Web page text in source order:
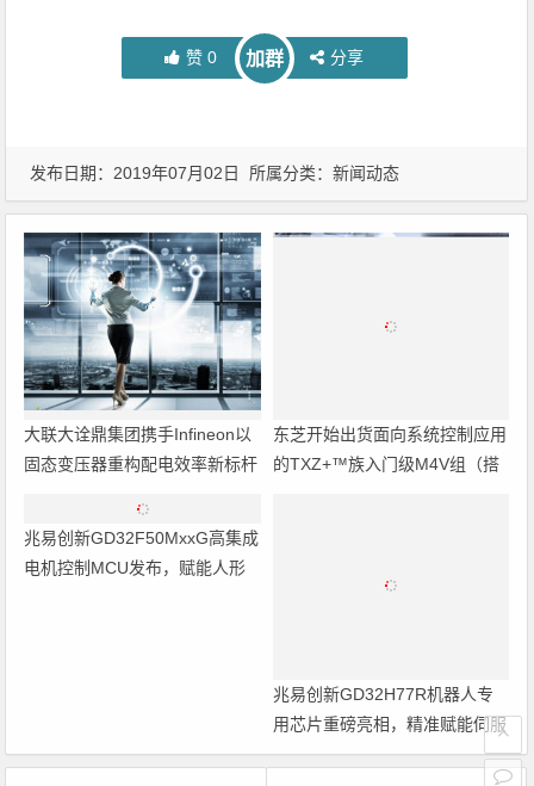
赞 0 加群 分享
发布日期：2019年07月02日 所属分类：新闻动态
大联大诠鼎集团携手Infineon以
固态变压器重构配电效率新标杆
东芝开始出货面向系统控制应用
的TXZ+™族入门级M4V组（搭
兆易创新GD32F50MxxG高集成
电机控制MCU发布，赋能人形
兆易创新GD32H77R机器人专
用芯片重磅亮相，精准赋能伺服
驱动与关节控制